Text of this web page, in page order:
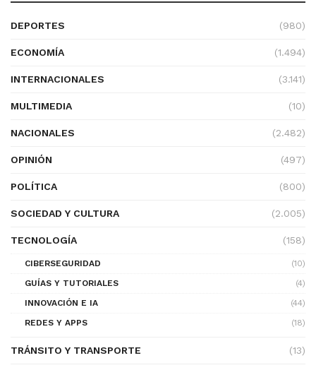
DEPORTES (980)
ECONOMÍA (1.494)
INTERNACIONALES (3.141)
MULTIMEDIA (10)
NACIONALES (2.482)
OPINIÓN (497)
POLÍTICA (800)
SOCIEDAD Y CULTURA (2.005)
TECNOLOGÍA (158)
CIBERSEGURIDAD
(10)
GUÍAS Y TUTORIALES
(4)
INNOVACIÓN E IA
(44)
REDES Y APPS
(18)
TRÁNSITO Y TRANSPORTE (13)